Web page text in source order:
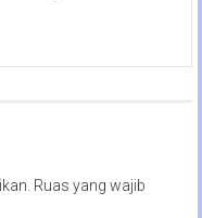
Ruas yang wajib